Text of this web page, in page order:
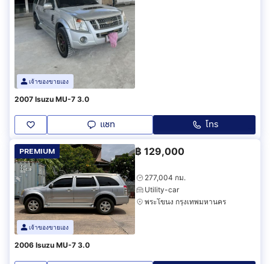
เจ้าของขายเอง
2007 Isuzu MU-7 3.0
แชท โทร
PREMIUM
เจ้าของขายเอง
฿ 129,000
277,004 กม.
Utility-car
พระโขนง กรุงเทพมหานคร
2006 Isuzu MU-7 3.0